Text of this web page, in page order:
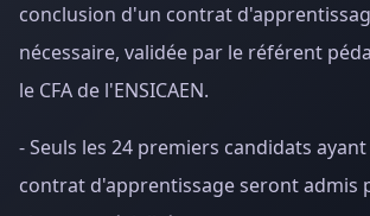
conclusion d'un contrat
nécessaire, validée par le référent
le CFA de l'ENSICAEN.
- Seuls les 24 premiers candidats
contrat d'apprentissage seront admis